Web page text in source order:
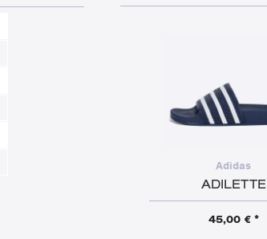
Adidas
ADILETTE
45,00 € *